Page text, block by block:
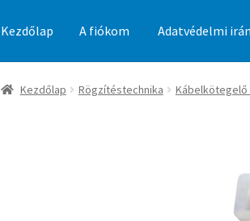
Kezdőlap A fiókom Adatvédelmi
Kezdőlap A fiókom Adatvédelmi irányelvek
Kezdőlap Rögzítéstechnika